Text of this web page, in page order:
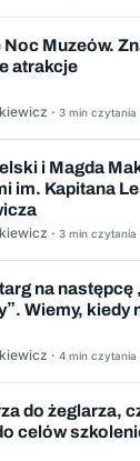
Noc Muzeów.
atrakcje
· 3 min czytania
i Magda
im. Kapitana
· 3 min czytania
na następcę
Wiemy, kiedy
· 4 min czytania
do żeglarza,
celów